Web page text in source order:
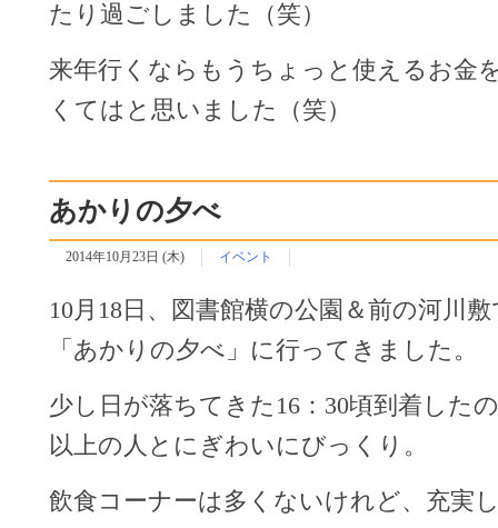
たり過ごしました（笑）
来年行くならもうちょっと使えるお金
くてはと思いました（笑）
あかりの夕べ
2014年10月23日 (木) イベント
10月18日、図書館横の公園＆前の河川
「あかりの夕べ」に行ってきました。
少し日が落ちてきた16：30頃到着した
以上の人とにぎわいにびっくり。
飲食コーナーは多くないけれど、充実